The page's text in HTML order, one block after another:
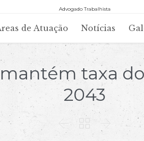
Advogado Trabalhista
to
de Atuação Notícias
taxa
2043
 